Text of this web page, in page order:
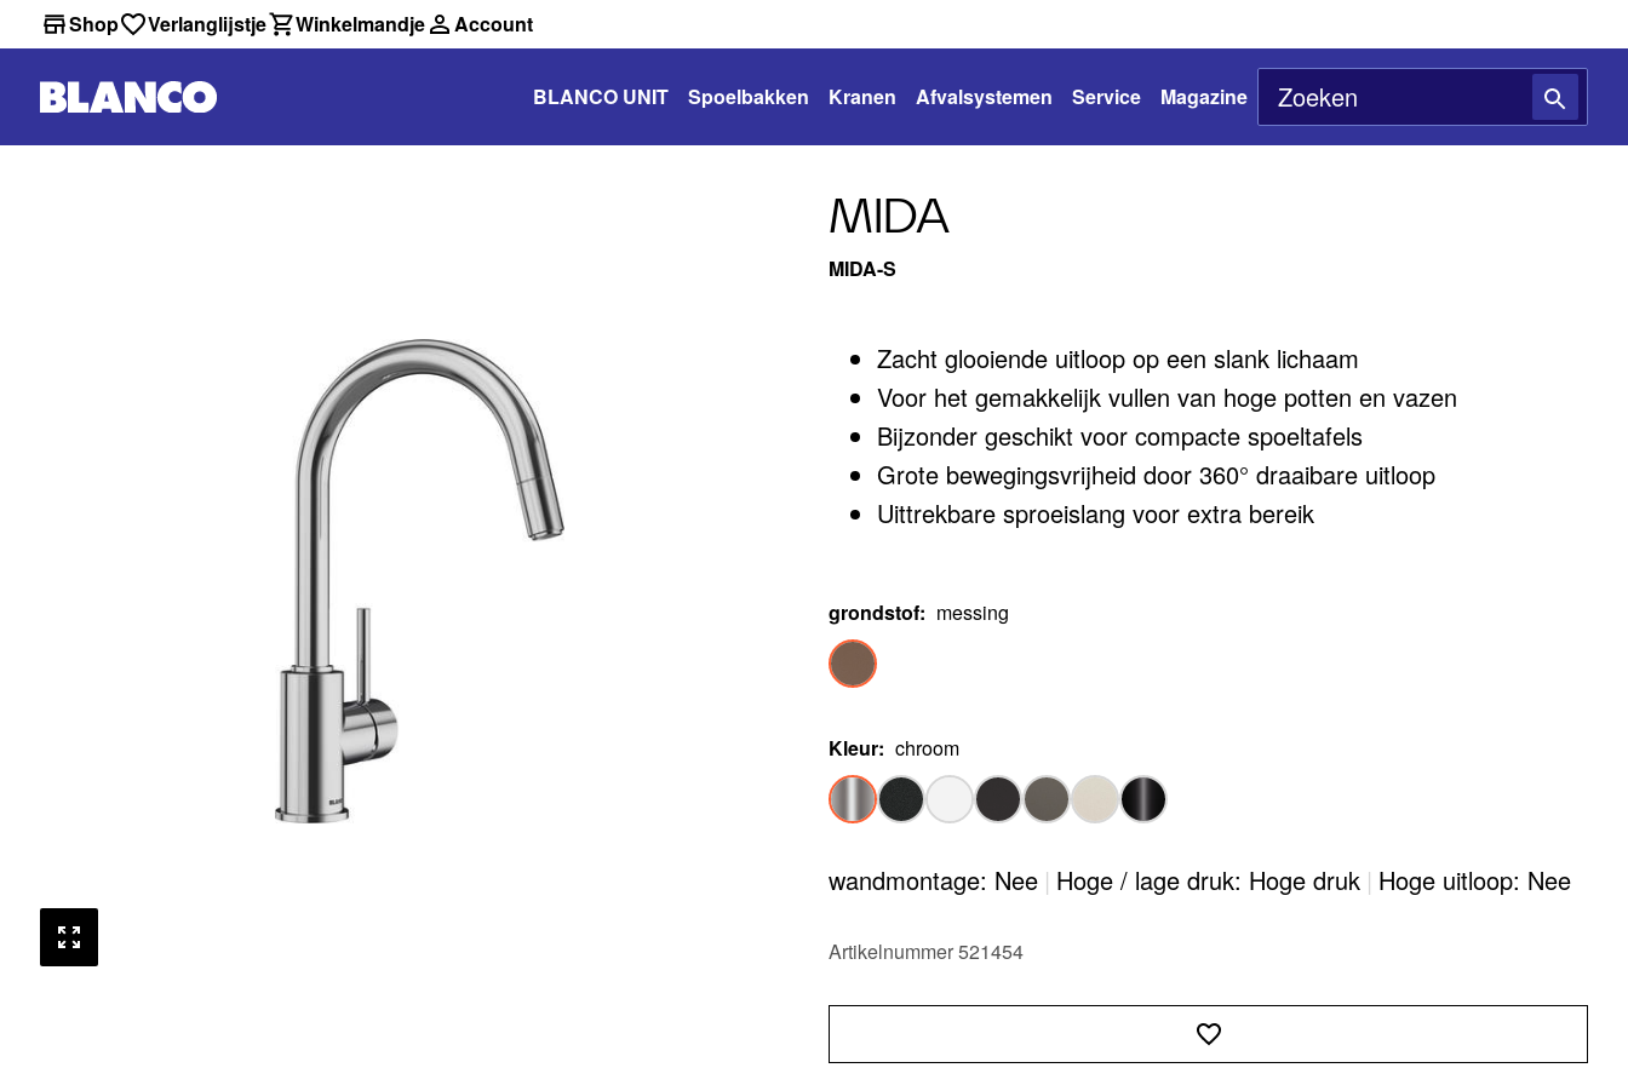
Shop Verlanglijstje Winkelmandje Account
BLANCO UNIT Spoelbakken Kranen Afvalsystemen Service Magazine
MIDA
MIDA-S
Zacht glooiende uitloop op een slank lichaam
Voor het gemakkelijk vullen van hoge potten en vazen
Bijzonder geschikt voor compacte spoeltafels
Grote bewegingsvrijheid door 360° draaibare uitloop
Uittrekbare sproeislang voor extra bereik
grondstof: messing
Kleur: chroom
wandmontage: Nee | Hoge / lage druk: Hoge druk | Hoge uitloop: Nee
Artikelnummer 521454